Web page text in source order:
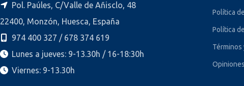
Pol. Paúles, C/Valle de Añisclo, 48
22400, Monzón, Huesca, España
974 400 327 / 678 374 619
Lunes a jueves: 9-13.30h / 16-18:30h
Viernes: 9-13.30h
Política
Política
Términos